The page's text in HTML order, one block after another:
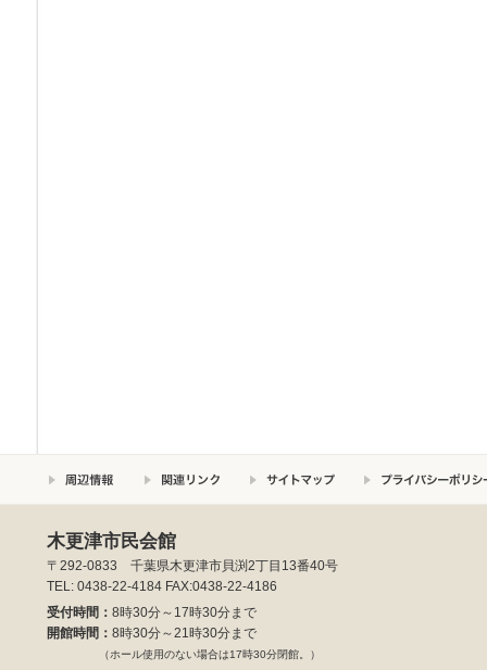
木更津市民会館
〒292-0833 千葉県木更津市貝渕2丁目13番40号
TEL: 0438-22-4184 FAX:0438-22-4186
受付時間： 8時30分～17時30分まで
開館時間： 8時30分～21時30分まで
（ホール使用のない場合は17時30分閉館。）